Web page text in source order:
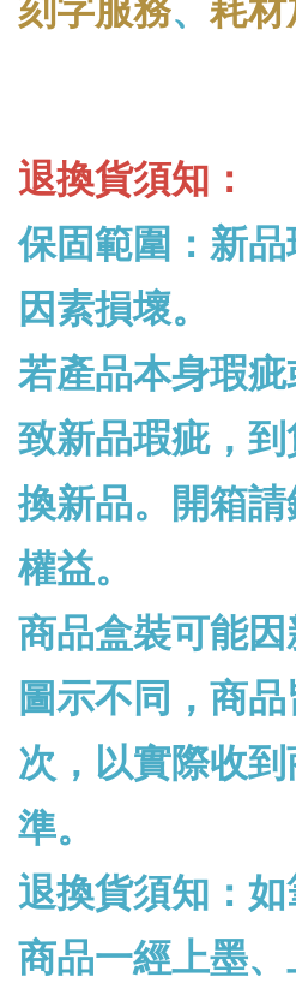
刻字服務、 耗材
退換貨須知：
保固範圍：新
因素損壞。
若產品本身瑕
致新品瑕疵，
換新品。開箱
權益。
商品盒裝可能
圖示不同，商
次，以實際收
準。
退換貨須知：如
商品一經上墨